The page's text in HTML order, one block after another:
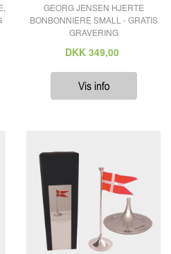
GEORG JENSEN HJERTE
BONBONNIERE SMALL - GRATIS
GRAVERING
DKK 349,00